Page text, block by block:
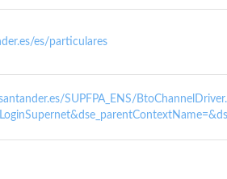
es/particulares
SUPFPA_ENS/